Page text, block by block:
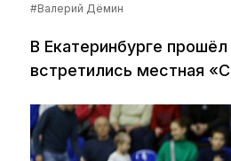
#Валерий Дёмин
В Екатеринбурге
встретились местная